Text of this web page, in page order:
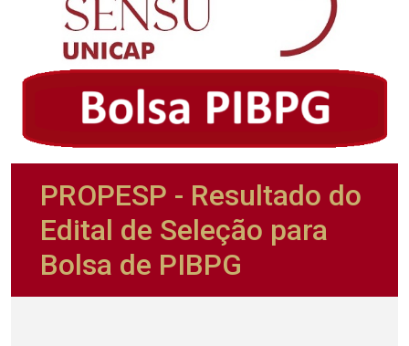
PROPESP - Resultado do
Edital de Seleção para
Bolsa de PIBPG